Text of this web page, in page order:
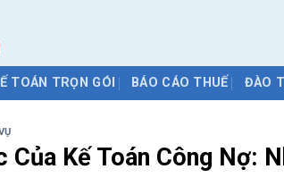
TOÁN TRỌN GÓI BÁO CÁO THUẾ ĐÀO
Của Kế Toán Công Nợ: